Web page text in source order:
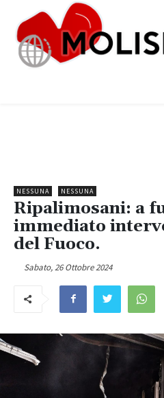
NESSUNA NESSUNA
Ripalimosani: a
immediato
del Fuoco.
Sabato, 26 Ottobre 2024